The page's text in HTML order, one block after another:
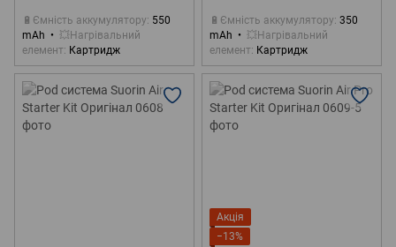
🔋Ємність аккумулятору 550
mAh
💥Нагрівальний
елемент Картридж
🔋Ємність аккумулятору 350
mAh
💥Нагрівальний
елемент Картридж
Акція
−13%